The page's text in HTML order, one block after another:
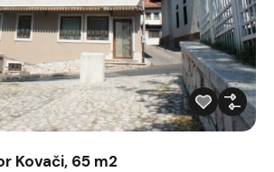
Kovači, 65 m2